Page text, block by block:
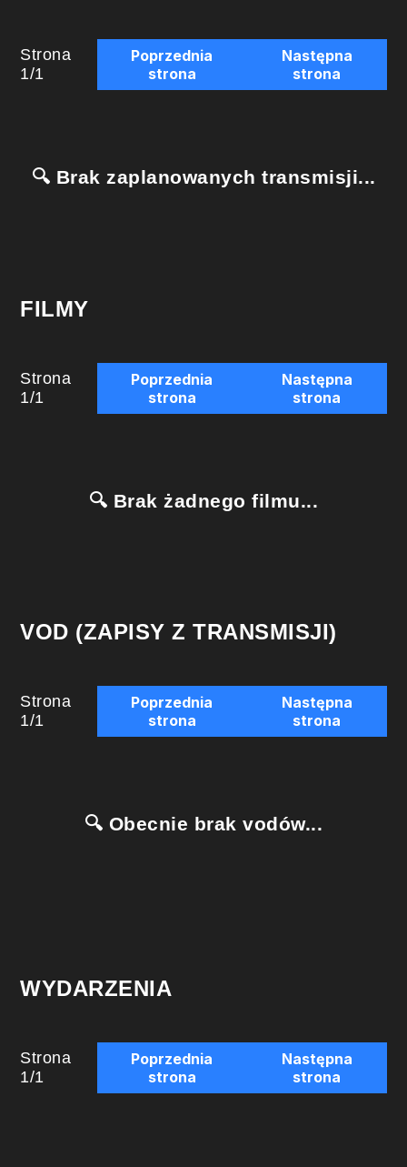
Strona
1/1
Poprzednia
strona
Następna
strona
🔍 Brak zaplanowanych transmisji...
FILMY
Strona
1/1
Poprzednia
strona
Następna
strona
🔍 Brak żadnego filmu...
VOD (ZAPISY Z TRANSMISJI)
Strona
1/1
Poprzednia
strona
Następna
strona
🔍 Obecnie brak vodów...
WYDARZENIA
Strona
1/1
Poprzednia
strona
Następna
strona